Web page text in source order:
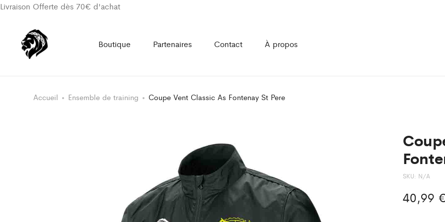
Livraison Offerte dès 70€ d'achat
Boutique Partenaires Contact À propos
Accueil Ensemble de training Coupe Vent Classic As Fontenay St Pere
SKU: N/A
40,99